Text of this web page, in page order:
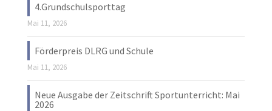
4.Grundschulsporttag
Mai 11, 2026
Förderpreis DLRG und Schule
Mai 11, 2026
Neue Ausgabe der Zeitschrift Sportunterricht: Mai
2026